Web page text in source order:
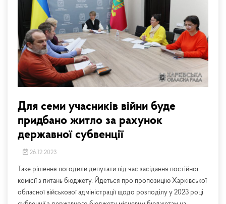
Для семи учасників війни буде
придбано житло за рахунок
державної субвенції
26.12.2023
Таке рішення погодили депутати під час засідання постійної
комісії з питань бюджету. Йдеться про пропозицію Харківської
обласної військової адміністрації щодо розподілу у 2023 році